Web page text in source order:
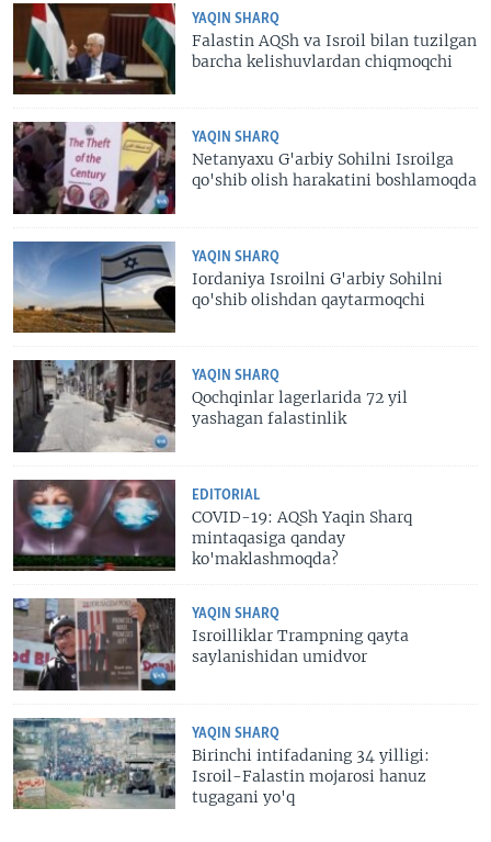
YAQIN SHARQ
Falastin AQSh va Isroil bilan tuzilgan
barcha kelishuvlardan chiqmoqchi
YAQIN SHARQ
Netanyaxu G'arbiy Sohilni Isroilga
qo'shib olish harakatini boshlamoqda
YAQIN SHARQ
Iordaniya Isroilni G'arbiy Sohilni
qo'shib olishdan qaytarmoqchi
YAQIN SHARQ
Qochqinlar lagerlarida 72 yil
yashagan falastinlik
EDITORIAL
COVID-19: AQSh Yaqin Sharq
mintaqasiga qanday
ko'maklashmoqda?
YAQIN SHARQ
Isroilliklar Trampning qayta
saylanishidan umidvor
YAQIN SHARQ
Birinchi intifadaning 34 yilligi:
Isroil-Falastin mojarosi hanuz
tugagani yo'q